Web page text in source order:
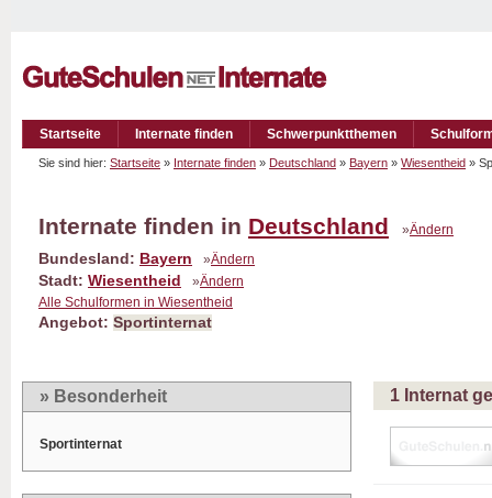
Startseite Internate finden Schwerpunktthemen
Sie sind hier: Startseite » Internate finden » Deutschland » Bayern » Wiesentheid »
Internate finden in Deutschland »Ändern
Bundesland: Bayern »Ändern
Stadt: Wiesentheid »Ändern
Alle Schulformen in Wiesentheid
Angebot: Sportinternat
» Besonderheit
Sportinternat
1 Internat